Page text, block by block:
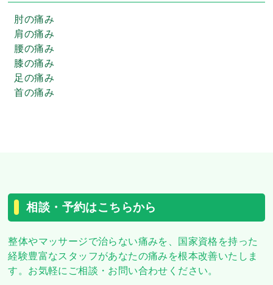
肘の痛み
肩の痛み
腰の痛み
膝の痛み
足の痛み
首の痛み
相談・予約はこちらから
整体やマッサージで治らない痛みを、
国家資格を持った
経験豊富なスタッフがあなたの痛みを根本改善いたしま
す。 お気軽にご相談・お問い合わせください。